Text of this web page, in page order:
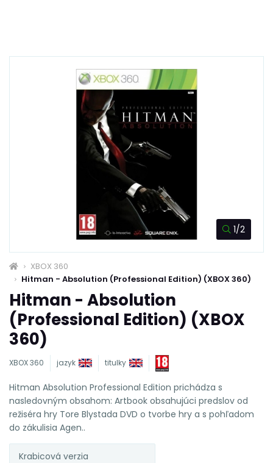
1/2
XBOX 360
Hitman - Absolution (Professional Edition) (XBOX 360)
Hitman - Absolution
(Professional Edition) (XBOX
360)
XBOX 360 jazyk titulky
Hitman Absolution Professional Edition prichádza s
nasledovným obsahom: Artbook obsahujúci predslov od
režiséra hry Tore Blystada DVD o tvorbe hry a s pohľadom
do zákulisia Agen..
Krabicová verzia